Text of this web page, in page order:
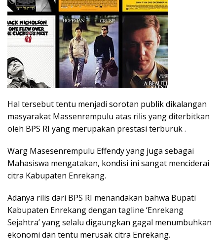
Hal tersebut tentu menjadi sorotan publik dikalangan
masyarakat Massenrempulu atas rilis yang diterbitkan
oleh BPS RI yang merupakan prestasi terburuk .
Warg Masesenrempulu Effendy yang juga sebagai
Mahasiswa mengatakan, kondisi ini sangat menciderai
citra Kabupaten Enrekang.
Adanya rilis dari BPS RI menandakan bahwa Bupati
Kabupaten Enrekang dengan tagline ‘Enrekang
Sejahtra’ yang selalu digaungkan gagal menumbuhkan
ekonomi dan tentu merusak citra Enrekang.